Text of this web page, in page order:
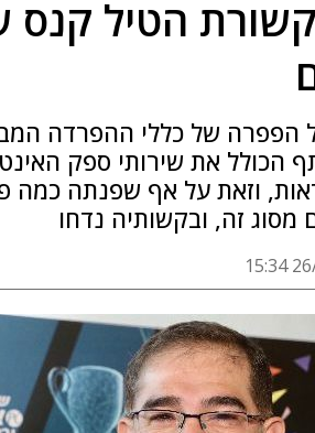
של כללי ההפרדה
הכולל את שירותי ספק
וזאת על אף שפנתה
מסוג זה, ובקשותיה נדחו
26/